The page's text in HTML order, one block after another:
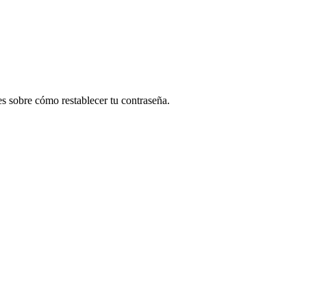
cómo restablecer tu contraseña.